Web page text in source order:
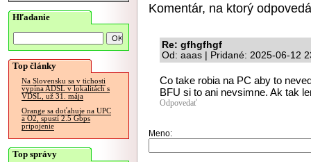
Hľadanie
Top články
Na Slovensku sa v tichosti
vypína ADSL v lokalitách s
VDSL, už 31. mája
Orange sa doťahuje na UPC
a O2, spustí 2.5 Gbps
pripojenie
Top správy
Komentár, na ktorý
Re: gfhgfhgf
Od: aaas | Pridané: 2025-06-12
Co take robia na PC aby to
BFU si to ani nevsimne. Ak tak
Odpovedať
Meno: